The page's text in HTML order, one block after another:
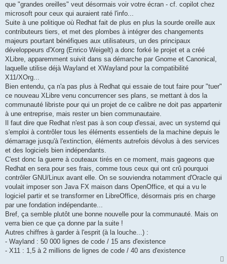
que "grandes oreilles" veut désormais voir votre écran - cf. copilot chez
microsoft pour ceux qui auraient raté l'info...
Suite à une politique où Redhat fait de plus en plus la sourde oreille aux
contributeurs tiers, et met des plombes à intégrer des changements
majeurs pourtant bénéfiques aux utilisateurs, un des principaux
développeurs d'Xorg (Enrico Weigelt) a donc forké le projet et a créé
XLibre, apparemment suivit dans sa démarche par Gnome et Canonical,
laquelle utilise déjà Wayland et XWayland pour la compatibilité
X11/XOrg...
Bien entendu, ça n'a pas plus à Redhat qui essaie de tout faire pour "tuer"
ce nouveau XLibre venu concurrencer ses plans, se mettant à dos la
communauté libriste pour qui un projet de ce calibre ne doit pas appartenir
à une entreprise, mais rester un bien communautaire.
Il faut dire que Redhat n'est pas à son coup d'essai, avec un systemd qui
s'emploi à contrôler tous les éléments essentiels de la machine depuis le
démarrage jusqu'à l'extinction, éléments autrefois dévolus à des services
et des logiciels bien indépendants.
C'est donc la guerre à couteaux tirés en ce moment, mais gageons que
Redhat en sera pour ses frais, comme tous ceux qui ont crû pourquoi
contrôler GNU/Linux avant elle. On se souviendra notamment d'Oracle qui
voulait imposer son Java FX maison dans OpenOffice, et qui a vu le
logiciel partir et se transformer en LibreOffice, désormais pris en charge
par une fondation indépendante...
Bref, ça semble plutôt une bonne nouvelle pour la communauté. Mais on
verra bien ce que ça donne par la suite !
Autres chiffres à garder à l'esprit (à la louche...) :
- Wayland : 50 000 lignes de code / 15 ans d'existence
- X11 : 1,5 à 2 millions de lignes de code / 40 ans d'existence